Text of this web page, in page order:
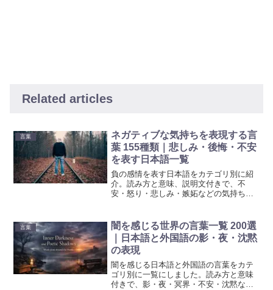
Related articles
言葉
ネガティブな気持ちを表現する言
葉 155種類｜悲しみ・後悔・不安
を表す日本語一覧
負の感情を表す日本語をカテゴリ別に紹
介。読み方と意味、説明文付きで、不
安・怒り・悲しみ・嫉妬などの気持ちを
言葉
闇を感じる世界の言葉一覧 200選
｜日本語と外国語の影・夜・沈黙
の表現
闇を感じる日本語と外国語の言葉をカテ
ゴリ別に一覧にしました。読み方と意味
付きで、影・夜・冥界・不安・沈黙など